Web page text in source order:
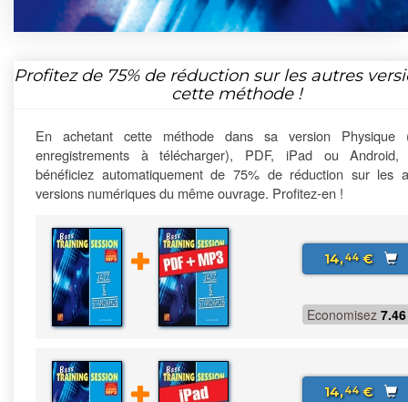
Profitez de 75%de réduction sur les autres
cette méthode !
En achetant cette méthode dans sa version Physique
enregistrements à télécharger), PDF, iPad ou Android,
bénéficiez automatiquement de 75% de réduction sur les
versions numériques du même ouvrage. Profitez-en !
14,44€
Economisez 7.46
14,44€